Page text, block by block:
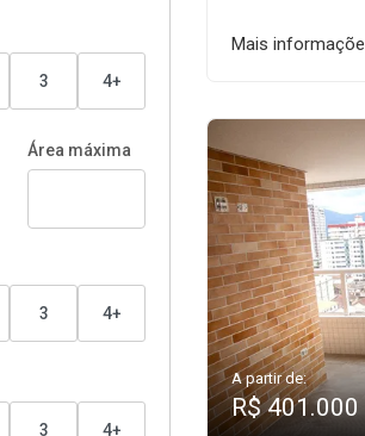
3 4+
Área máxima
3 4+
3 4+
Mais
A partir de:
R$ 401.000